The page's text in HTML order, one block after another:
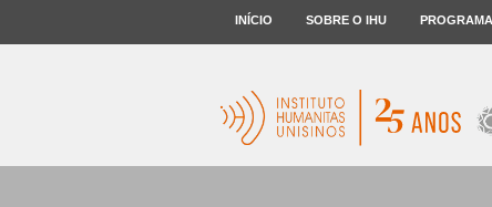
INÍCIO SOBRE O IHU